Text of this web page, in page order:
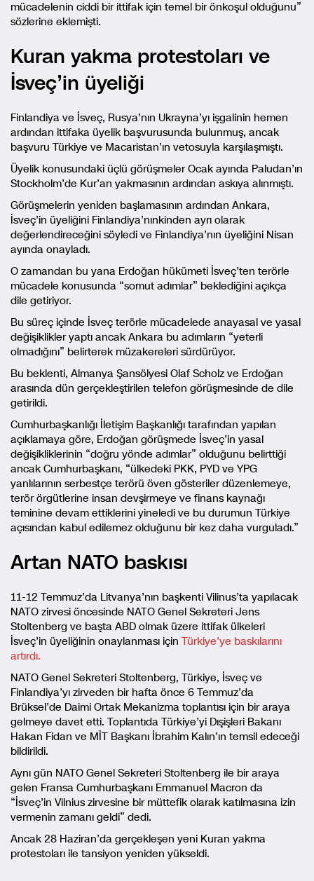
mücadelenin ciddi bir ittifak için temel bir önkoşul olduğunu”
sözlerine eklemişti.
Kuran yakma protestoları ve
İsveç’in üyeliği
Finlandiya ve İsveç, Rusya’nın Ukrayna’yı işgalinin hemen
ardından ittifaka üyelik başvurusunda bulunmuş, ancak
başvuru Türkiye ve Macaristan’ın vetosuyla karşılaşmıştı.
Üyelik konusundaki üçlü görüşmeler Ocak ayında Paludan’ın
Stockholm’de Kur’an yakmasının ardından askıya alınmıştı.
Görüşmelerin yeniden başlamasının ardından Ankara,
İsveç’in üyeliğini Finlandiya’nınkinden ayrı olarak
değerlendireceğini söyledi ve Finlandiya’nın üyeliğini Nisan
ayında onayladı.
O zamandan bu yana Erdoğan hükümeti İsveç’ten terörle
mücadele konusunda “somut adımlar” beklediğini açıkça
dile getiriyor.
Bu süreç içinde İsveç terörle mücadelede anayasal ve yasal
değişiklikler yaptı ancak Ankara bu adımların “yeterli
olmadığını” belirterek müzakereleri sürdürüyor.
Bu beklenti, Almanya Şansölyesi Olaf Scholz ve Erdoğan
arasında dün gerçekleştirilen telefon görüşmesinde de dile
getirildi.
Cumhurbaşkanlığı İletişim Başkanlığı tarafından yapılan
açıklamaya göre, Erdoğan görüşmede İsveç’in yasal
değişikliklerinin “doğru yönde adımlar” olduğunu belirttiği
ancak Cumhurbaşkanı, “ülkedeki PKK, PYD ve YPG
yanlılarının serbestçe terörü öven gösteriler düzenlemeye,
terör örgütlerine insan devşirmeye ve finans kaynağı
teminine devam ettiklerini yineledi ve bu durumun Türkiye
açısından kabul edilemez olduğunu bir kez daha vurguladı.”
Artan NATO baskısı
11-12 Temmuz’da Litvanya’nın başkenti Vilinus’ta yapılacak
NATO zirvesi öncesinde NATO Genel Sekreteri Jens
Stoltenberg ve başta ABD olmak üzere ittifak ülkeleri
İsveç’in üyeliğinin onaylanması için Türkiye’ye baskılarını
artırdı.
NATO Genel Sekreteri Stoltenberg, Türkiye, İsveç ve
Finlandiya’yı zirveden bir hafta önce 6 Temmuz’da
Brüksel’de Daimi Ortak Mekanizma toplantısı için bir araya
gelmeye davet etti. Toplantıda Türkiye’yi Dışişleri Bakanı
Hakan Fidan ve MİT Başkanı İbrahim Kalın’ın temsil edeceği
bildirildi.
Aynı gün NATO Genel Sekreteri Stoltenberg ile bir araya
gelen Fransa Cumhurbaşkanı Emmanuel Macron da
“İsveç’in Vilnius zirvesine bir müttefik olarak katılmasına izin
vermenin zamanı geldi” dedi.
Ancak 28 Haziran’da gerçekleşen yeni Kuran yakma
protestoları ile tansiyon yeniden yükseldi.